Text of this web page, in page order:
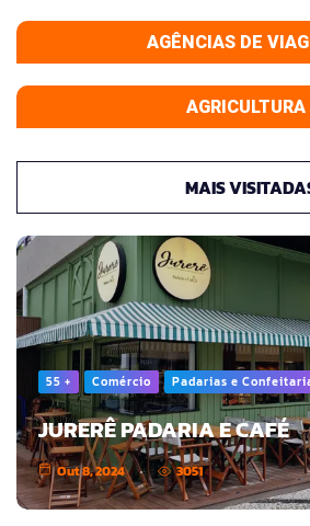
AGÊNCIAS DE
AGRICULTURA
MAIS
55 + Comércio Padarias e
JURERÊ PADARIA E CAFÉ
Out 8, 2024 3051